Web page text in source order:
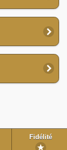
Fidélité